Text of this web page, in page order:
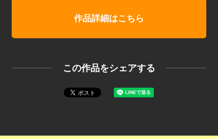
作品詳細はこちら
この作品をシェアする